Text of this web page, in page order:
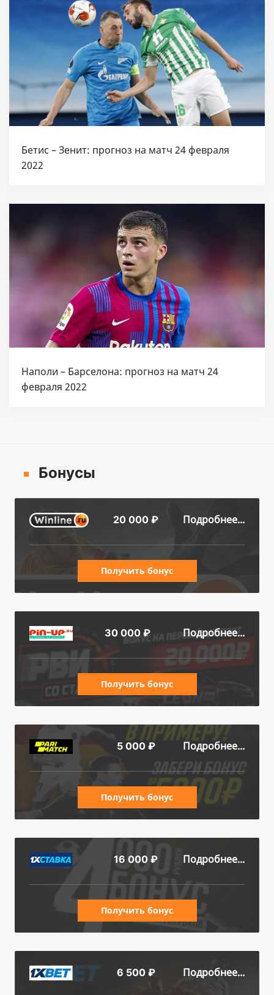
Бетис – Зенит: прогноз на матч 24 февраля
2022
Наполи – Барселона: прогноз на матч 24
февраля 2022
Бонусы
20 000 ₽ Подробнее...
Получить бонус
30 000 ₽ Подробнее...
Получить бонус
5 000 ₽ Подробнее...
Получить бонус
16 000 ₽ Подробнее...
Получить бонус
6 500 ₽ Подробнее...